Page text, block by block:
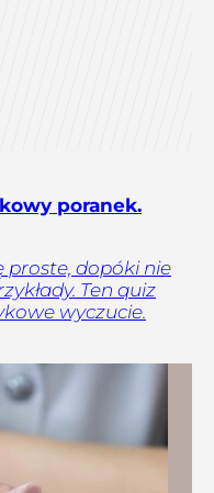
poranek.
dopóki nie
Ten quiz
wyczucie.